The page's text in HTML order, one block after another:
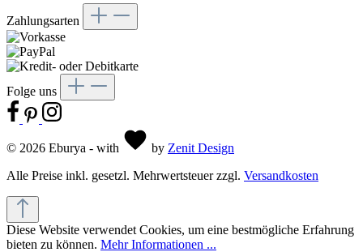
Zahlungsarten
Folge uns
© 2026 Eburya - with by Zenit Design
Alle Preise inkl. gesetzl. Mehrwertsteuer zzgl. Versandkosten
Diese Website verwendet Cookies, um eine bestmögliche Erfahrung
bieten zu können. Mehr Informationen ...